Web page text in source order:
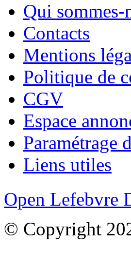
Qui sommes-
Contacts
Mentions
Politique de
CGV
Espace
Paramétrage
Liens utiles
Open Lefebvre
© Copyright